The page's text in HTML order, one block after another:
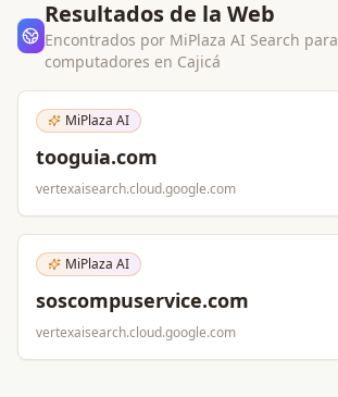
Resultados de la Web
Encontrados por MiPlaza AI Search para
computadores en Cajicá
MiPlaza AI
tooguia.com
vertexaisearch.cloud.google.com
MiPlaza AI
soscompuservice.com
vertexaisearch.cloud.google.com